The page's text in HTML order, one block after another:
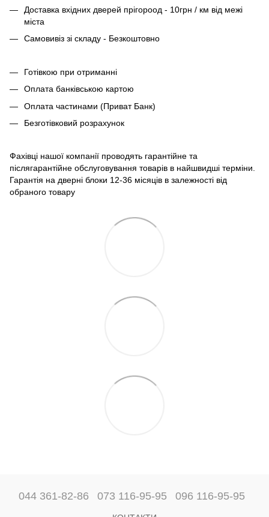
Доставка вхідних дверей прігороод - 10грн / км від межі
міста
Самовивіз зі складу - Безкоштовно
Готівкою при отриманні
Оплата банківською картою
Оплата частинами (Приват Банк)
Безготівковий розрахунок
Фахівці нашої компанії проводять гарантійне та
післягарантійне обслуговування товарів в найшвидші терміни.
Гарантія на дверні блоки 12-36 місяців в залежності від
обраного товару
044 361-82-86 073 116-95-95 096 116-95-95